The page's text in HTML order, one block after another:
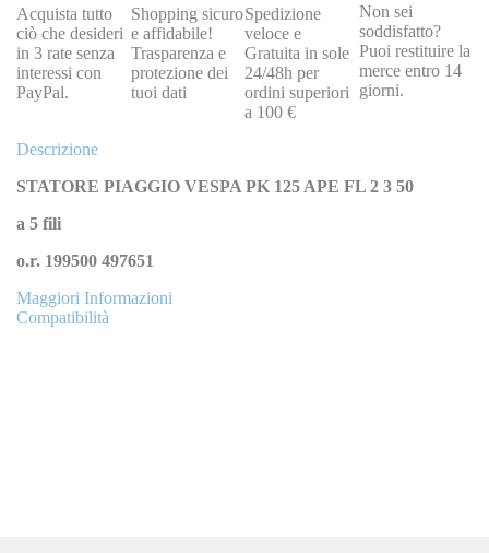
PIAGGIO
497651067497651Statore Completo Originale Piaggio Ape
50 Fl Fl2 Europa Vespa Pk 125
Special Price
85,00 € Regular Price 172,00 €
Acquista tutto
ciò che desideri
in 3 rate senza
interessi con
PayPal.
Shopping sicuro
e affidabile!
Trasparenza e
protezione dei
tuoi dati
Spedizione
veloce e
Gratuita in sole
24/48h per
ordini superiori
a 100 €
Non sei
soddisfatto?
Puoi restituire la
merce entro 14
giorni.
Descrizione
STATORE PIAGGIO VESPA PK 125 APE FL 2 3 50
a 5 fili
o.r. 199500 497651
Maggiori Informazioni
Compatibilità